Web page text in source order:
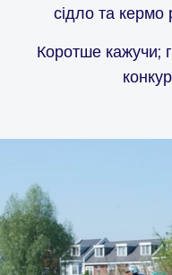
сідло та кермо
Коротше кажучи;